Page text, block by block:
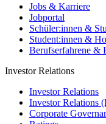
Jobs & Karriere
Jobportal
Schüler:innen &
Student:innen &
Berufserfahrene &
Investor Relations
Investor Relations
Investor Relations
Corporate